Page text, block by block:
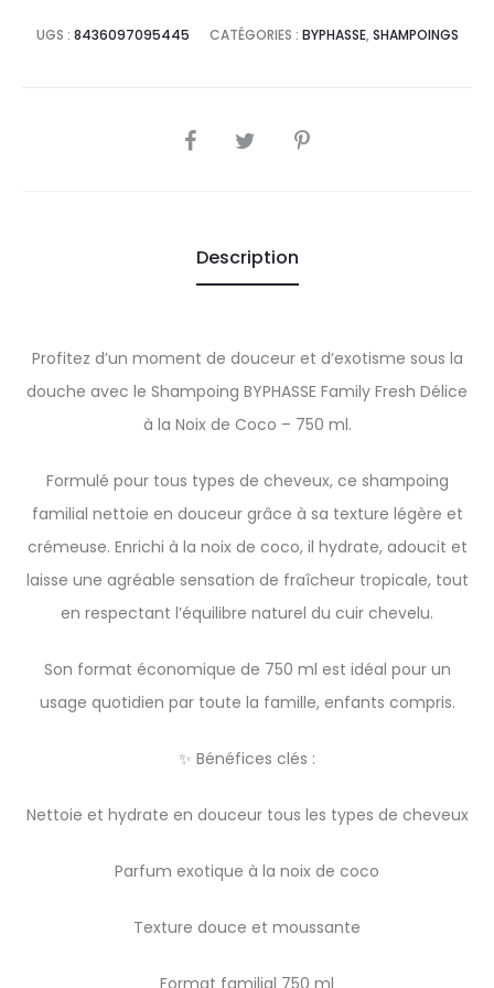
UGS : 8436097095445 CATÉGORIES : BYPHASSE, SHAMPOINGS
SHARE
Description
Profitez d’un moment de douceur et d’exotisme sous la
douche avec le Shampoing BYPHASSE Family Fresh Délice
à la Noix de Coco – 750 ml.
Formulé pour tous types de cheveux, ce shampoing
familial nettoie en douceur grâce à sa texture légère et
crémeuse. Enrichi à la noix de coco, il hydrate, adoucit et
laisse une agréable sensation de fraîcheur tropicale, tout
en respectant l’équilibre naturel du cuir chevelu.
Son format économique de 750 ml est idéal pour un
usage quotidien par toute la famille, enfants compris.
✨ Bénéfices clés :
Nettoie et hydrate en douceur tous les types de cheveux
Parfum exotique à la noix de coco
Texture douce et moussante
Format familial 750 ml